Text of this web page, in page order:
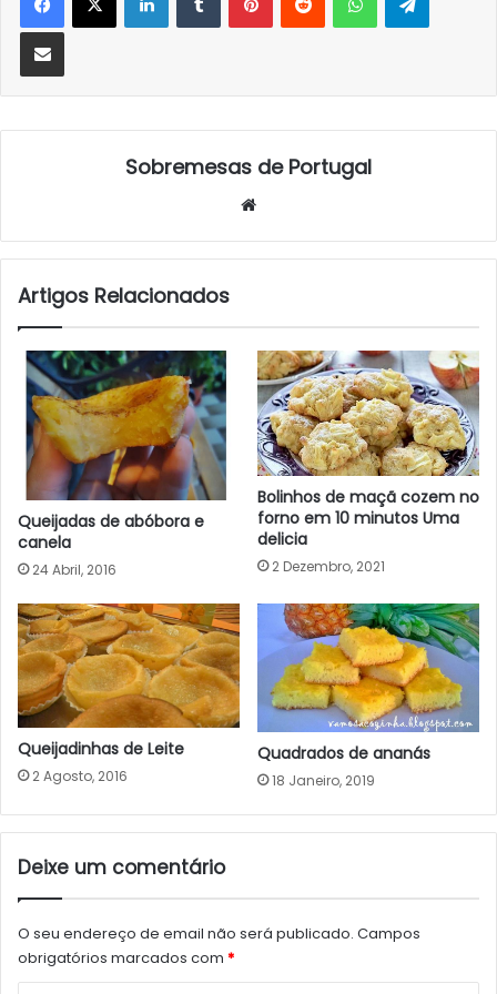
Partilhar Via Email
Sobremesas de Portugal
Artigos Relacionados
Queijadas de abóbora e
canela
24 Abril, 2016
Bolinhos de maçã cozem no
forno em 10 minutos Uma
delicia
2 Dezembro, 2021
Queijadinhas de Leite
2 Agosto, 2016
Quadrados de ananás
18 Janeiro, 2019
Deixe um comentário
O seu endereço de email não será publicado. Campos
obrigatórios marcados com *